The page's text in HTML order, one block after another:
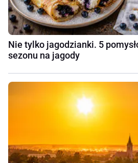
Nie tylko jagodzianki. 5
sezonu na jagody